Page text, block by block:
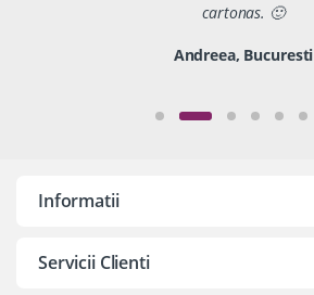
cartonas. 🙂
Andreea, Bucuresti
Informatii
Servicii Clienti